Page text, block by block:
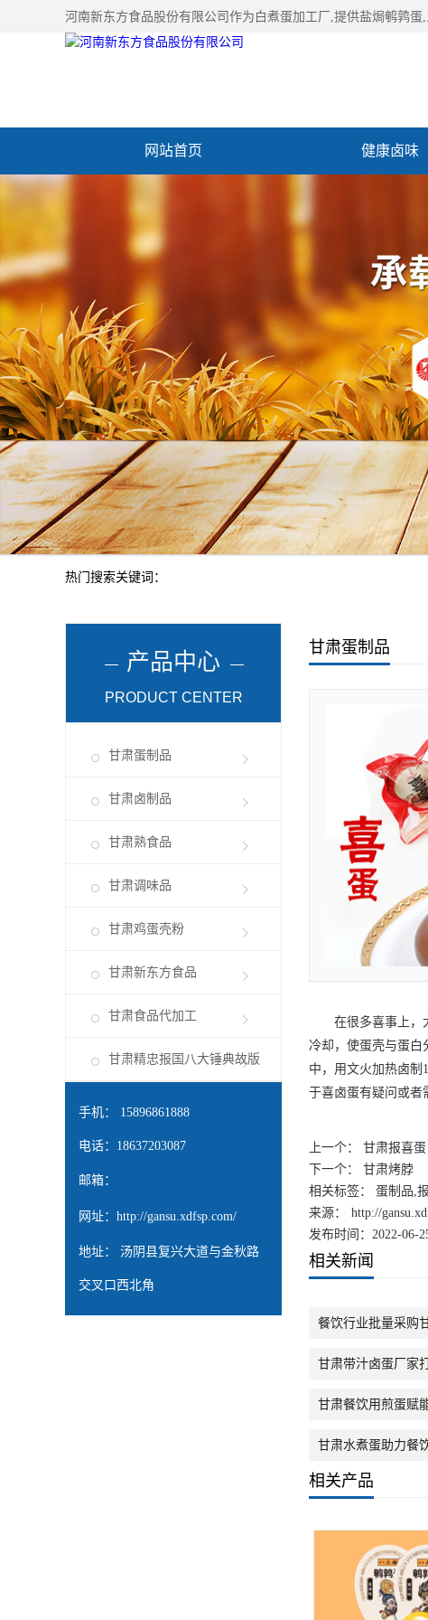
河南新东方食品股份有限公司作为 白煮蛋加工厂 ,提供盐焗鹌鹑蛋
网站首页 健康卤味
热门搜索关键词：
产品中心
PRODUCT CENTER
甘肃蛋制品
甘肃卤制品
甘肃熟食品
甘肃调味品
甘肃鸡蛋壳粉
甘肃新东方食品
甘肃食品代加工
甘肃精忠报国八大锤典故版
手机： 15896861888
电话：18637203087
邮箱：
网址： http://gansu.xdfsp.com/
地址： 汤阴县复兴大道与金秋路
交叉口西北角
甘肃蛋制品
在很多喜事上，
冷却，使蛋壳与蛋白
中，用文火加热卤制
于喜卤蛋有疑问或者
上一个：
甘肃报喜蛋
下一个：
甘肃烤脖
相关标签： 蛋制品,
来源：
http://
发布时间：2022-06-
相关新闻
餐饮行业批量采购
甘肃带汁卤蛋厂家
甘肃餐饮用煎蛋赋
甘肃水煮蛋助力餐
相关产品